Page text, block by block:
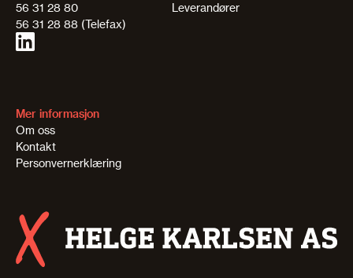
56 31 28 80
56 31 28 88 (Telefax)
Leverandører
Mer informasjon
Om oss
Kontakt
Personvernerklæring